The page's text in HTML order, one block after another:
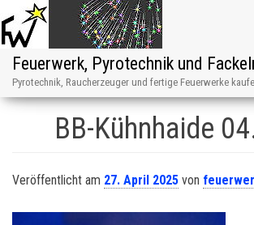
Feuerwerk, Pyrotechnik und
Pyrotechnik, Raucherzeuger und fertige Feuerwerke
BB-Kühnhaide
Veröffentlicht am 27. April 2025 von